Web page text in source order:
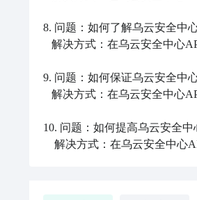
8. 问题：如何了解乌云安全中
9. 问题：如何保证乌云安全中
10. 问题：如何提高乌云安全中
解决方式：在乌云安全